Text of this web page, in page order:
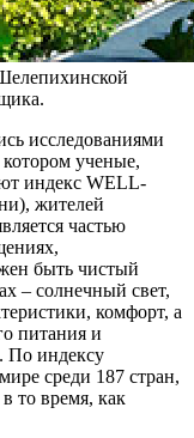
исследованиями
ученые,
индекс WELL-
жителей
частью
быть чистый
– солнечный свет,
комфорт, а
питания и
По индексу
среди 187 стран,
то время, как